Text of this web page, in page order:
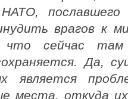
врагов к
сейчас там
Да,
является
места, откуда